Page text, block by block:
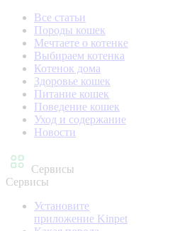
Все статьи
Породы кошек
Мечтаете о котенке
Выбираем котенка
Котенок дома
Здоровье кошек
Питание кошек
Поведение кошек
Уход и содержание
Новости
Сервисы
Сервисы
Установите
приложение Kinpet